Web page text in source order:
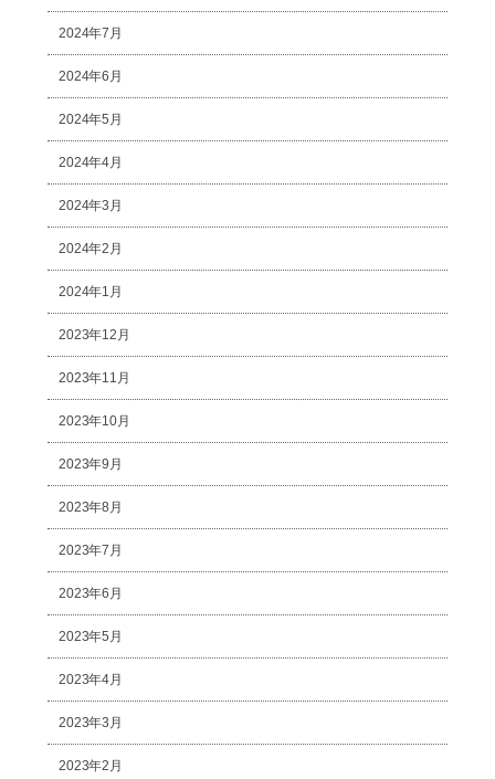
2024年7月
2024年6月
2024年5月
2024年4月
2024年3月
2024年2月
2024年1月
2023年12月
2023年11月
2023年10月
2023年9月
2023年8月
2023年7月
2023年6月
2023年5月
2023年4月
2023年3月
2023年2月